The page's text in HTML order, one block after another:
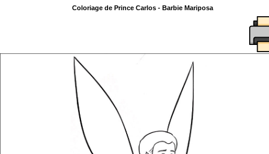
Coloriage de Prince Carlos - Barbie Mariposa